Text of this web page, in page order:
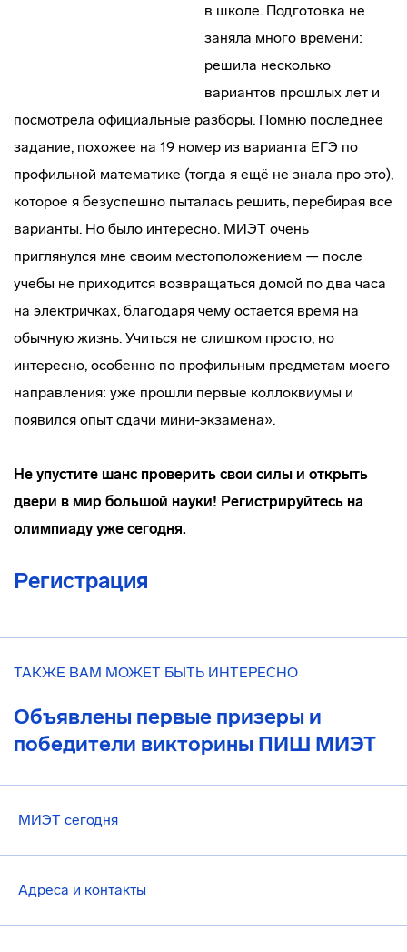
в школе. Подготовка не
заняла много времени:
решила несколько
вариантов прошлых лет и
посмотрела официальные разборы. Помню последнее
задание, похожее на 19 номер из варианта ЕГЭ по
профильной математике (тогда я ещё не знала про это),
которое я безуспешно пыталась решить, перебирая все
варианты. Но было интересно. МИЭТ очень
приглянулся мне своим местоположением — после
учебы не приходится возвращаться домой по два часа
на электричках, благодаря чему остается время на
обычную жизнь. Учиться не слишком просто, но
интересно, особенно по профильным предметам моего
направления: уже прошли первые коллоквиумы и
появился опыт сдачи мини-экзамена».
Не упустите шанс проверить свои силы и открыть
двери в мир большой науки! Регистрируйтесь на
олимпиаду уже сегодня.
Регистрация
ТАКЖЕ ВАМ МОЖЕТ БЫТЬ ИНТЕРЕСНО
Объявлены первые призеры и
победители викторины ПИШ МИЭТ
МИЭТ сегодня
Адреса и контакты